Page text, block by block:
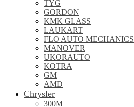
TYG
GORDON
KMK GLASS
LAUKART
FLO AUTO MECHANICS
MANOVER
UKORAUTO
KOTRA
GM
AMD
Chrysler
300M